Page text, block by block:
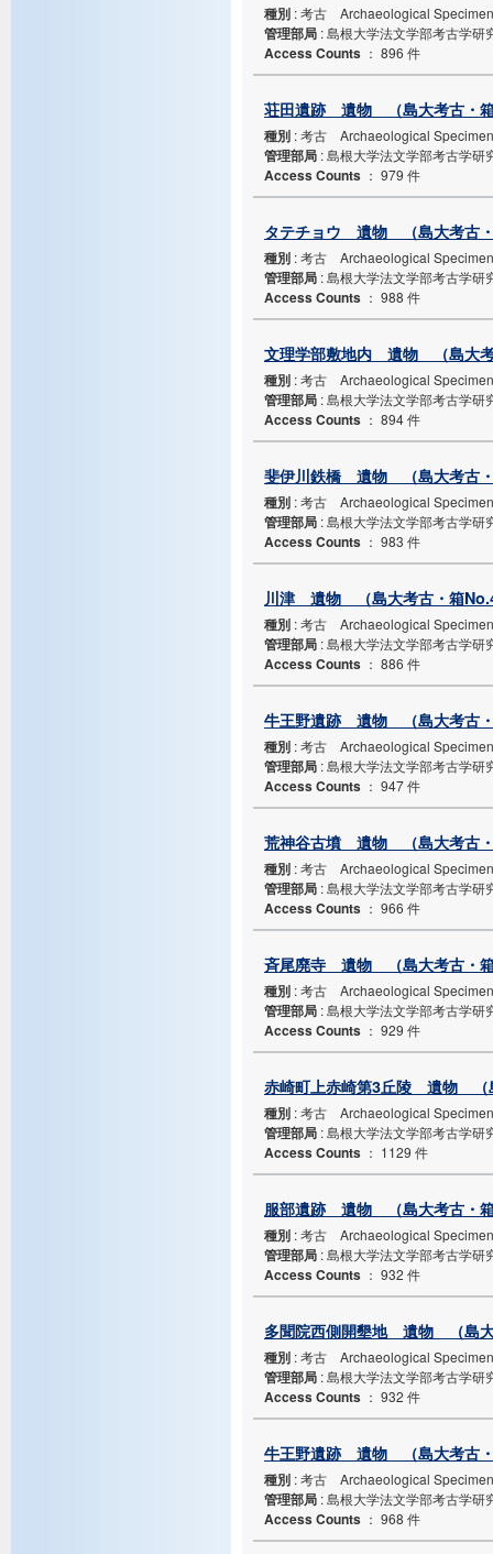
種別 : 考古 Archaeological
管理部局 : 島根大学法文学部考古学研
Access Counts ： 896 件
荘田遺跡 遺物 （島大考古・
種別 : 考古 Archaeological
管理部局 : 島根大学法文学部考古学研
Access Counts ： 979 件
タテチョウ 遺物 （島大考古
種別 : 考古 Archaeological
管理部局 : 島根大学法文学部考古学研
Access Counts ： 988 件
文理学部敷地内 遺物 （島大
種別 : 考古 Archaeological
管理部局 : 島根大学法文学部考古学研
Access Counts ： 894 件
斐伊川鉄橋 遺物 （島大考古
種別 : 考古 Archaeological
管理部局 : 島根大学法文学部考古学研
Access Counts ： 983 件
川津 遺物 （島大考古・箱
種別 : 考古 Archaeological
管理部局 : 島根大学法文学部考古学研
Access Counts ： 886 件
牛王野遺跡 遺物 （島大考古
種別 : 考古 Archaeological
管理部局 : 島根大学法文学部考古学研
Access Counts ： 947 件
荒神谷古墳 遺物 （島大考古
種別 : 考古 Archaeological
管理部局 : 島根大学法文学部考古学研
Access Counts ： 966 件
斉尾廃寺 遺物 （島大考古・
種別 : 考古 Archaeological
管理部局 : 島根大学法文学部考古学研
Access Counts ： 929 件
赤崎町上赤崎第3丘陵 遺物 （
種別 : 考古 Archaeological
管理部局 : 島根大学法文学部考古学研
Access Counts ： 1129 件
服部遺跡 遺物 （島大考古・
種別 : 考古 Archaeological
管理部局 : 島根大学法文学部考古学研
Access Counts ： 932 件
多聞院西側開墾地 遺物 （島
種別 : 考古 Archaeological
管理部局 : 島根大学法文学部考古学研
Access Counts ： 932 件
牛王野遺跡 遺物 （島大考古
種別 : 考古 Archaeological
管理部局 : 島根大学法文学部考古学研
Access Counts ： 968 件